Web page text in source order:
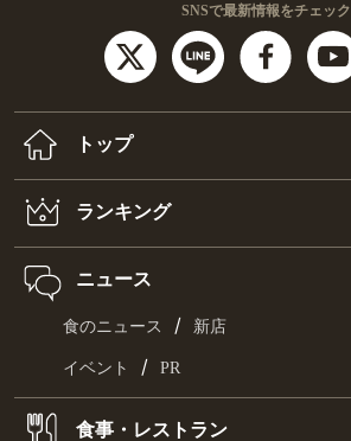
SNSで最新情報をチェック
トップ
ランキング
ニュース
食のニュース / 新店
イベント / PR
食事・レストラン